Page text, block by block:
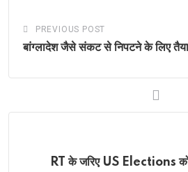
PREVIOUS POST
बांग्लादेश जैसे संकट से निपटने के लिए
RT के जरिए US Elections को